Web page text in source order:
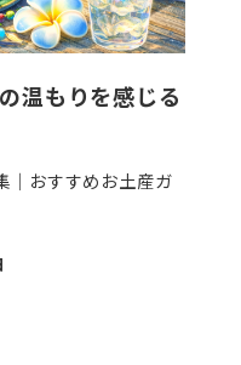
温もりを感じる
｜おすすめお土産ガ